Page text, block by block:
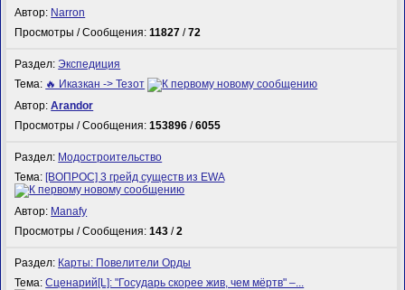
Автор: Narron
Просмотры / Сообщения:11827 /72
Раздел:Экспедиция
Тема: 🔥 Иказкан -> Тезот
Автор:Arandor
Просмотры / Сообщения:153896 /6055
Раздел: Модостроительство
Тема: [ВОПРОС] 3 грейд существ из EWA
Автор: Manafy
Просмотры / Сообщения:143 /2
Раздел: Карты: Повелители Орды
Тема:Сценарий[L]: "Государь скорее жив, чем мёртв" –...